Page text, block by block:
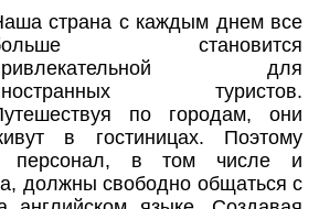
страна с каждым днем все
становится
для
туристов.
по городам, они
в гостиницах. Поэтому
персонал, в том числе и
должны свободно общаться с